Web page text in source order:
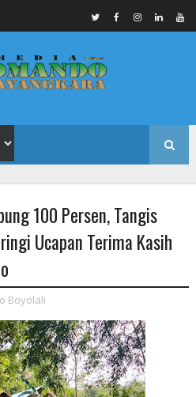
100 Persen, Tangis
Ucapan Terima Kasih
Boyolali